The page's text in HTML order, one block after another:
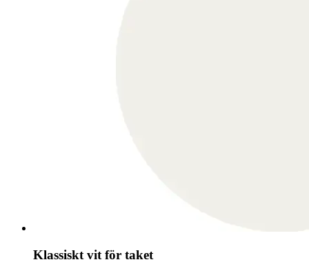
Klassiskt vit för taket